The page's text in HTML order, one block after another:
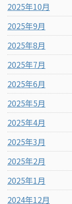
2025年10月
2025年9月
2025年8月
2025年7月
2025年6月
2025年5月
2025年4月
2025年3月
2025年2月
2025年1月
2024年12月